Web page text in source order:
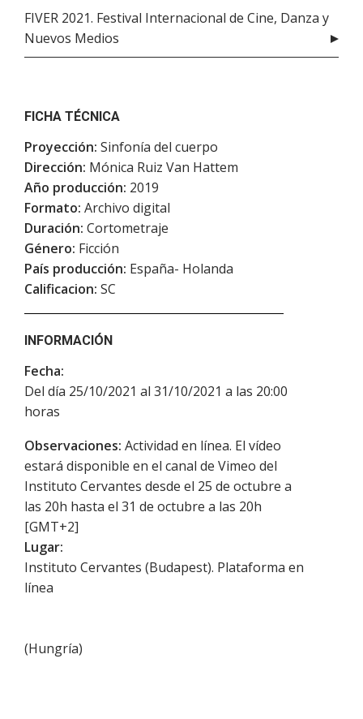
FIVER 2021. Festival Internacional de Cine, Danza y
Nuevos Medios
FICHA TÉCNICA
Proyección: Sinfonía del cuerpo
Dirección: Mónica Ruiz Van Hattem
Año producción: 2019
Formato: Archivo digital
Duración: Cortometraje
Género: Ficción
País producción: España- Holanda
Calificacion: SC
INFORMACIÓN
Fecha:
Del día 25/10/2021 al 31/10/2021 a las 20:00
horas
Observaciones: Actividad en línea. El vídeo
estará disponible en el canal de Vimeo del
Instituto Cervantes desde el 25 de octubre a
las 20h hasta el 31 de octubre a las 20h
[GMT+2]
Lugar:
Instituto Cervantes (Budapest). Plataforma en
línea
(Hungría)